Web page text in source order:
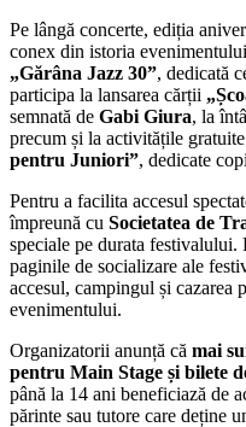
Pe lângă concerte, ediția
conex din istoria
„Gărâna Jazz 30”, dedicată
participa la lansarea cărții
semnată de Gabi Giura, la
precum și la activitățile
pentru Juniori”, dedicate
Pentru a facilita accesul
împreună cu Societatea de
speciale pe durata festivalului.
paginile de socializare ale
accesul, campingul și cazarea
evenimentului.
Organizatorii anunță că mai
pentru Main Stage și bilete
până la 14 ani beneficiază de
părinte sau tutore care deține